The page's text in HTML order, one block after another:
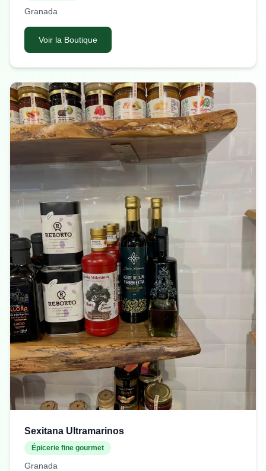
Granada
Voir la Boutique
Sexitana Ultramarinos
Épicerie fine gourmet
Granada